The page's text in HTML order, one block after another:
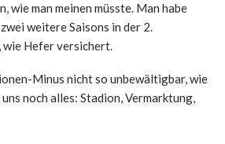
wie man meinen müsste. Man habe
weitere Saisons in der 2.
wie Hefer versichert.
Minus nicht so unbewältigbar, wie
noch alles: Stadion, Vermarktung,